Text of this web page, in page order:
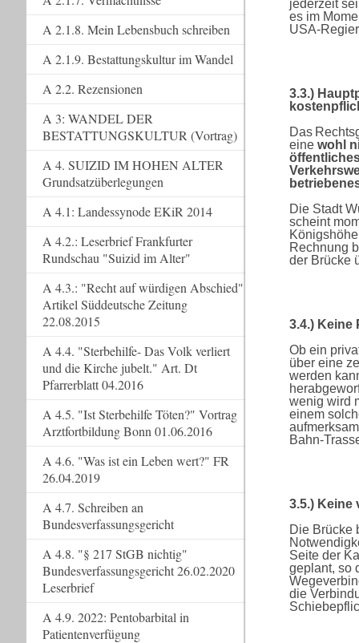
jederzeit
es im
USA-
3.3.)
Das
einewohl
Die Stadt
scheint
Rechnung
der Brücke
3.4.) Keine
Ob ein
über eine
werden
wenig wird
einem
Bahn-
3.5.) Keine
Die Brücke
Seite der
geplant, so
die
A 2.1.8. Mein Lebensbuch schreiben
A 2.1.9. Bestattungskultur im Wandel
A 2.2. Rezensionen
A 3: WANDEL DER
BESTATTUNGSKULTUR (Vortrag)
A 4. SUIZID IM HOHEN ALTER
Grundsatzüberlegungen
A 4.1: Landessynode EKiR 2014
A 4.2.: Leserbrief Frankfurter
Rundschau "Suizid im Alter"
A 4.3.: "Recht auf würdigen Abschied"
Artikel Süddeutsche Zeitung
22.08.2015
A 4.4. "Sterbehilfe- Das Volk verliert
und die Kirche jubelt." Art. Dt
Pfarrerblatt 04.2016
A 4.5. "Ist Sterbehilfe Töten?" Vortrag
Arztfortbildung Bonn 01.06.2016
A 4.6. "Was ist ein Leben wert?" FR
26.04.2019
A 4.7. Schreiben an
Bundesverfassungsgericht
A 4.8. "§ 217 StGB nichtig"
Bundesverfassungsgericht 26.02.2020
Leserbrief
A 4.9. 2022: Pentobarbital in
Patientenverfügung